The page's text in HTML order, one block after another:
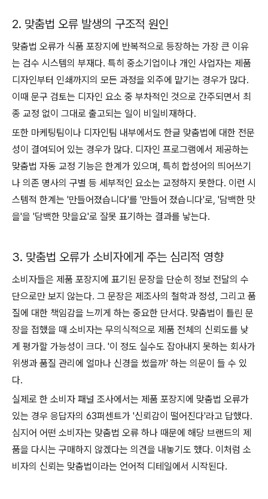
2. 맞춤법 오류 발생의 구조적 원인
맞춤법 오류가 식품 포장지에 반복적으로 등장하는 가장 큰 이유
는 검수 시스템의 부재다. 특히 중소기업이나 개인 사업자는 제품
디자인부터 인쇄까지의 모든 과정을 외주에 맡기는 경우가 많다.
이때 문구 검토는 디자인 요소 중 부차적인 것으로 간주되면서 최
종 교정 없이 그대로 출고되는 일이 비일비재하다.
또한 마케팅팀이나 디자인팀 내부에서도 한글 맞춤법에 대한 전문
성이 결여되어 있는 경우가 많다. 디자인 프로그램에서 제공하는
맞춤법 자동 교정 기능은 한계가 있으며, 특히 합성어의 띄어쓰기
나 의존 명사의 구별 등 세부적인 요소는 교정하지 못한다. 이런 시
스템적 한계는 '만들어졌습니다'를 '만들어 졌습니다'로, '담백한 맛
을'을 '담백한 맛을요'로 잘못 표기하는 결과를 낳는다.
3. 맞춤법 오류가 소비자에게 주는 심리적 영향
소비자들은 제품 포장지에 표기된 문장을 단순히 정보 전달의 수
단으로만 보지 않는다. 그 문장은 제조사의 철학과 정성, 그리고 품
질에 대한 책임감을 느끼게 하는 중요한 단서다. 맞춤법이 틀린 문
장을 접했을 때 소비자는 무의식적으로 제품 전체의 신뢰도를 낮
게 평가할 가능성이 크다. '이 정도 실수도 잡아내지 못하는 회사가
위생과 품질 관리에 얼마나 신경을 썼을까' 하는 의문이 들 수 있
다.
실제로 한 소비자 패널 조사에서는 제품 포장지에 맞춤법 오류가
있는 경우 응답자의 63퍼센트가 '신뢰감이 떨어진다'라고 답했다.
심지어 어떤 소비자는 맞춤법 오류 하나 때문에 해당 브랜드의 제
품을 다시는 구매하지 않겠다는 의견을 내놓기도 했다. 이처럼 소
비자의 신뢰는 맞춤법이라는 언어적 디테일에서 시작된다.